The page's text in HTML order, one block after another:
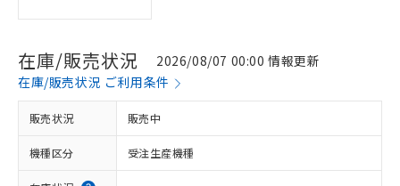
在庫/販売状況
2026/08/07 00:00 情報更新
在庫/販売状況 ご利用条件
販売状況 販売中
機種区分 受注生産機種